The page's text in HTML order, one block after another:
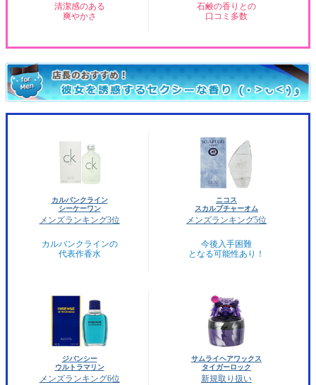
清潔感のある
爽やかさ
石鹸の香りとの
口コミ多数
カルバンクライン
シーケーワン
メンズランキング3位
カルバンクラインの
代表作香水
ニコス
スカルプチャーオム
メンズランキング5位
今後入手困難
となる可能性あり！
ジバンシー
ウルトラマリン
メンズランキング6位
サムライヘアワックス
タイガーロック
新規取り扱い